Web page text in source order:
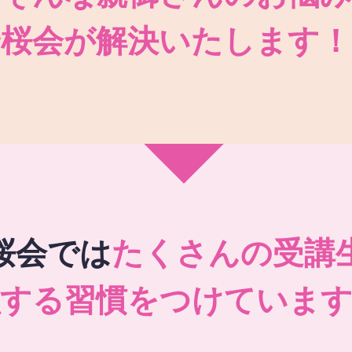
会が解決いたします！
会ではたくさんの受講
る習慣をつけています